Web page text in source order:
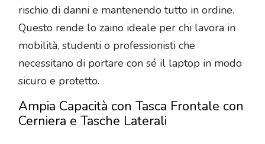
rischio di danni e mantenendo tutto in ordine.
Questo rende lo zaino ideale per chi lavora in
mobilità, studenti o professionisti che
necessitano di portare con sé il laptop in modo
sicuro e protetto.
Ampia Capacità con Tasca Frontale con
Cerniera e Tasche Laterali